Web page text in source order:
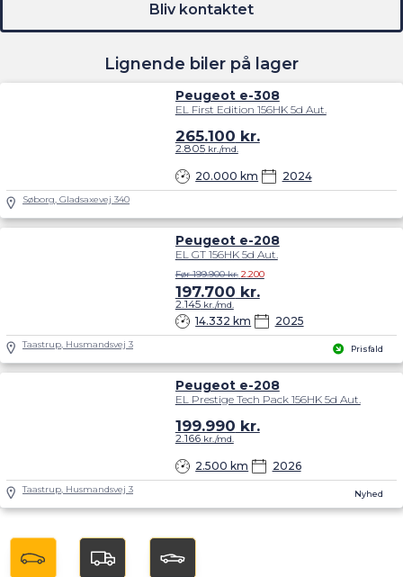
Lignende biler på lager
Peugeot e-308
EL First Edition 156HK 5d Aut.
20.000 km 2024
265.100 kr.
2.805kr./md.
Søborg, Gladsaxevej 340
Prisfald
Peugeot e-208
EL GT 156HK 5d Aut.
14.332 km 2025
Før 199.900 kr. 2.200
197.700 kr.
2.145kr./md.
Taastrup, Husmandsvej 3
Nyhed
Peugeot e-208
EL Prestige Tech Pack 156HK 5d Aut.
2.500 km 2026
199.990 kr.
2.166kr./md.
Taastrup, Husmandsvej 3
Bliv kontaktet